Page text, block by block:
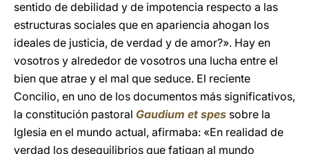
sentido de debilidad y de impotencia respecto a las
estructuras sociales que en apariencia ahogan los
ideales de justicia, de verdad y de amor?». Hay en
vosotros y alrededor de vosotros una lucha entre el
bien que atrae y el mal que seduce. El reciente
Concilio, en uno de los documentos más significativos,
la constitución pastoral Gaudium et spes sobre la
Iglesia en el mundo actual, afirmaba: «En realidad de
verdad los desequilibrios que fatigan al mundo